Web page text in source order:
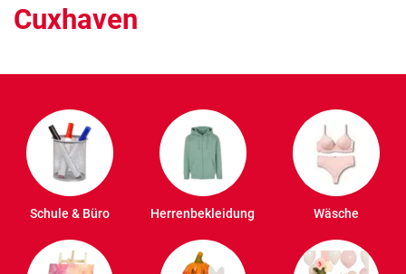
Cuxhaven
Schule & Büro Herrenbekleidung Wäsche